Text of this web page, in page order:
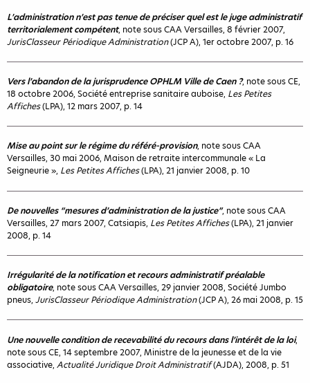
L’administration n’est pas tenue de préciser quel est le juge administratif
territorialement compétent, note sous CAA Versailles, 8 février 2007,
JurisClasseur Périodique Administration(JCP A), 1er octobre 2007, p. 16
Vers l’abandon de la jurisprudence OPHLM Ville de Caen ?, note sous CE,
18 octobre 2006, Société entreprise sanitaire auboise, Les Petites
Affiches(LPA), 12 mars 2007, p. 14
Mise au point sur le régime du référé-provision, note sous CAA
Versailles, 30 mai 2006, Maison de retraite intercommunale « La
Seigneurie », Les Petites Affiches(LPA), 21 janvier 2008, p. 10
De nouvelles “mesures d’administration de la justice”, note sous CAA
Versailles, 27 mars 2007, Catsiapis, Les Petites Affiches(LPA), 21 janvier
2008, p. 14
Irrégularité de la notification et recours administratif préalable
obligatoire, note sous CAA Versailles, 29 janvier 2008, Société Jumbo
pneus, JurisClasseur Périodique Administration(JCP A), 26 mai 2008, p. 15
Une nouvelle condition de recevabilité du recours dans l’intérêt de la loi,
note sous CE, 14 septembre 2007, Ministre de la jeunesse et de la vie
associative, Actualité Juridique Droit Administratif(AJDA), 2008, p. 51